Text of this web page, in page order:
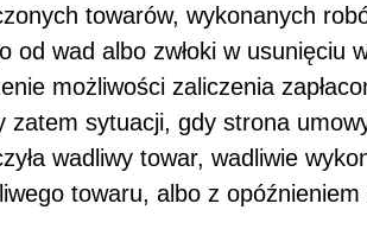
towarów, wykonanych
od wad albo zwłoki w usunięciu
możliwości zaliczenia
zatem sytuacji, gdy strona
wadliwy towar, wadliwie
towaru, albo z opóźnieniem